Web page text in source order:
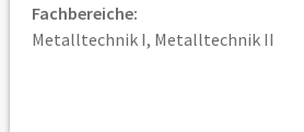
Fachbereiche:
Metalltechnik I, Metalltechnik II